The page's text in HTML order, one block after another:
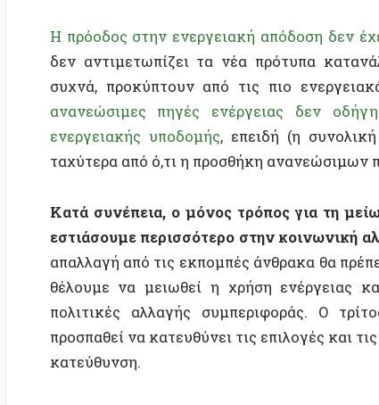
Κατά συνέπεια, ο μόνος τρόπος για τη μείωση
εστιάσουμε περισσότερο στην κοινωνική αλλαγή.
απαλλαγή από τις εκπομπές άνθρακα θα πρέπει
θέλουμε να μειωθεί η χρήση ενέργειας και
πολιτικές αλλαγής συμπεριφοράς. Ο τρίτος
προσπαθεί να κατευθύνει τις επιλογές και τις
Πολιτικές αλλαγής συμπεριφοράς
Τα εργαλεία και τα πακέτα πολιτικής που έχουν
ποικίλλουν σε μεγάλο βαθμό, αλλά τα
μαστίγια ή κηρύγματα». [4] Μπορούν να
«πράσινα» προϊόντα, ενεργειακοί φόροι,
δόμησης ή όρια εκπομπών στα οχήματα) ή